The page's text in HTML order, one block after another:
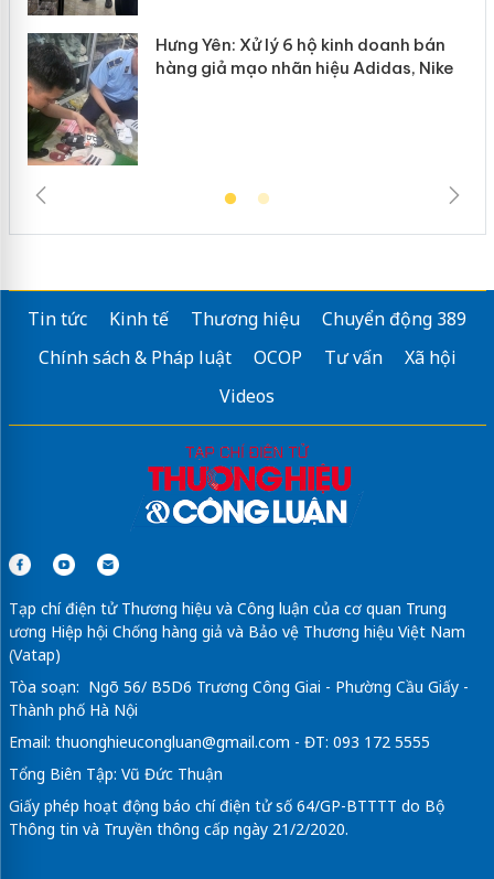
Hưng Yên: Xử lý 6 hộ kinh doanh bán
hàng giả mạo nhãn hiệu Adidas, Nike
Tin tức Kinh tế Thương hiệu
Chuyển động 389
Chính sách & Pháp luật
OCOP Tư vấn
Xã hội
Videos
Tạp chí điện tử Thương hiệu và Công luận của cơ quan Trung
ương Hiệp hội Chống hàng giả và Bảo vệ Thương hiệu Việt Nam
(Vatap)
Tòa soạn: Ngõ 56/ B5D6 Trương Công Giai - Phường Cầu Giấy -
Thành phố Hà Nội
Email: thuonghieucongluan@gmail.com - ĐT: 093 172 5555
Tổng Biên Tập: Vũ Đức Thuận
Giấy phép hoạt động báo chí điện tử số 64/GP-BTTTT do Bộ
Thông tin và Truyền thông cấp ngày 21/2/2020.